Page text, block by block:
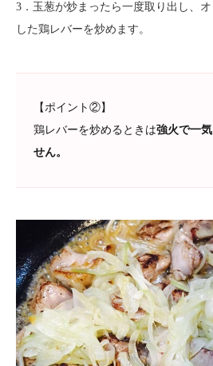
3．玉葱が炒まったら一度取り出し、
した鶏レバーを炒めます。
【ポイント②】
鶏レバーを炒めるときは強火で一
せん。